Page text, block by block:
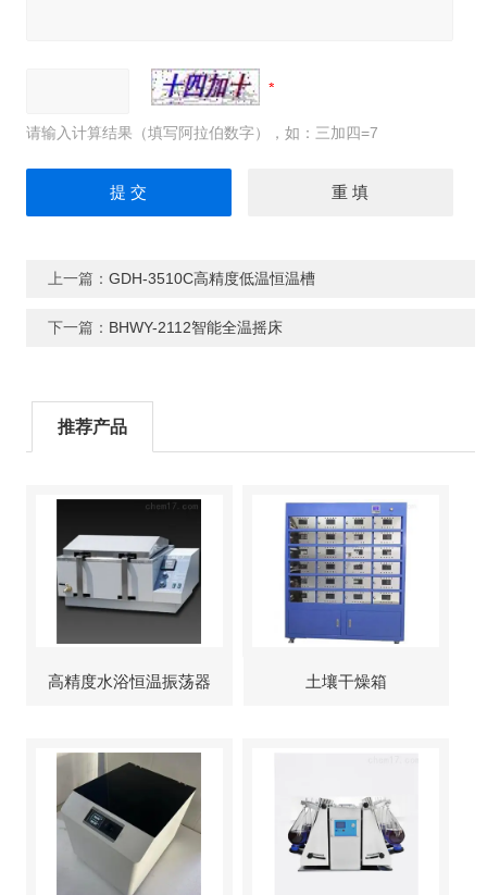
请输入计算结果（填写阿拉伯数字），如：三加四=7
上一篇： GDH-3510C高精度低温恒温槽
下一篇： BHWY-2112智能全温摇床
推荐产品
高精度水浴恒温振荡器 土壤干燥箱